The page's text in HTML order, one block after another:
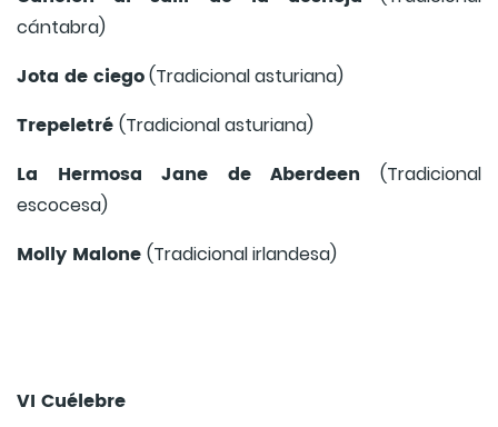
cántabra)
Jota de ciego(Tradicional asturiana)
Trepeletré (Tradicional asturiana)
La Hermosa Jane de Aberdeen (Tradicional
escocesa)
Molly Malone (Tradicional irlandesa)
VI Cuélebre